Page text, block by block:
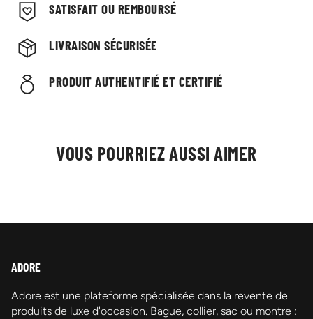
SATISFAIT OU REMBOURSÉ
LIVRAISON SÉCURISÉE
PRODUIT AUTHENTIFIÉ ET CERTIFIÉ
VOUS POURRIEZ AUSSI AIMER
ADORE
Adore est une plateforme spécialisée dans la revente de
produits de luxe d'occasion. Bague, collier, sac ou montre :